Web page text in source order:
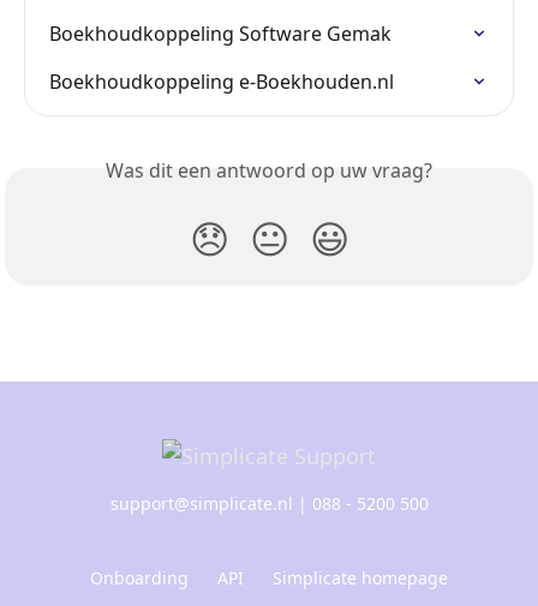
Boekhoudkoppeling Software Gemak
Boekhoudkoppeling e-Boekhouden.nl
Was dit een antwoord op uw vraag?
😞 😐 😃
support@simplicate.nl | 088 - 5200 500
Onboarding API Simplicate homepage